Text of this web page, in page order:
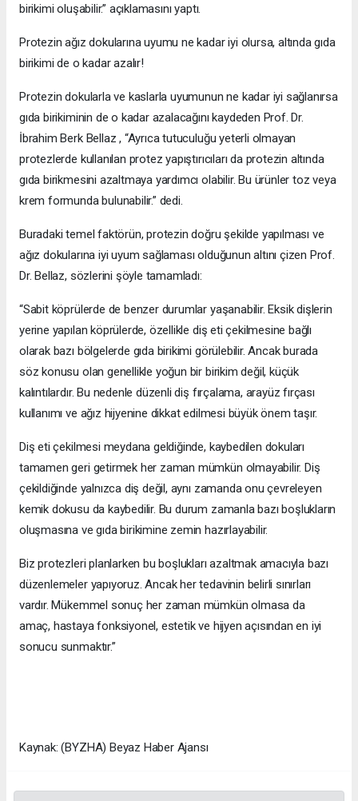
birikimi oluşabilir.” açıklamasını yaptı.
Protezin ağız dokularına uyumu ne kadar iyi olursa, altında gıda
birikimi de o kadar azalır!
Protezin dokularla ve kaslarla uyumunun ne kadar iyi sağlanırsa
gıda birikiminin de o kadar azalacağını kaydeden Prof. Dr.
İbrahim Berk Bellaz , “Ayrıca tutuculuğu yeterli olmayan
protezlerde kullanılan protez yapıştırıcıları da protezin altında
gıda birikmesini azaltmaya yardımcı olabilir. Bu ürünler toz veya
krem formunda bulunabilir.” dedi.
Buradaki temel faktörün, protezin doğru şekilde yapılması ve
ağız dokularına iyi uyum sağlaması olduğunun altını çizen Prof.
Dr. Bellaz, sözlerini şöyle tamamladı:
“Sabit köprülerde de benzer durumlar yaşanabilir. Eksik dişlerin
yerine yapılan köprülerde, özellikle diş eti çekilmesine bağlı
olarak bazı bölgelerde gıda birikimi görülebilir. Ancak burada
söz konusu olan genellikle yoğun bir birikim değil, küçük
kalıntılardır. Bu nedenle düzenli diş fırçalama, arayüz fırçası
kullanımı ve ağız hijyenine dikkat edilmesi büyük önem taşır.
Diş eti çekilmesi meydana geldiğinde, kaybedilen dokuları
tamamen geri getirmek her zaman mümkün olmayabilir. Diş
çekildiğinde yalnızca diş değil, aynı zamanda onu çevreleyen
kemik dokusu da kaybedilir. Bu durum zamanla bazı boşlukların
oluşmasına ve gıda birikimine zemin hazırlayabilir.
Biz protezleri planlarken bu boşlukları azaltmak amacıyla bazı
düzenlemeler yapıyoruz. Ancak her tedavinin belirli sınırları
vardır. Mükemmel sonuç her zaman mümkün olmasa da
amaç, hastaya fonksiyonel, estetik ve hijyen açısından en iyi
sonucu sunmaktır.”
Kaynak: (BYZHA) Beyaz Haber Ajansı